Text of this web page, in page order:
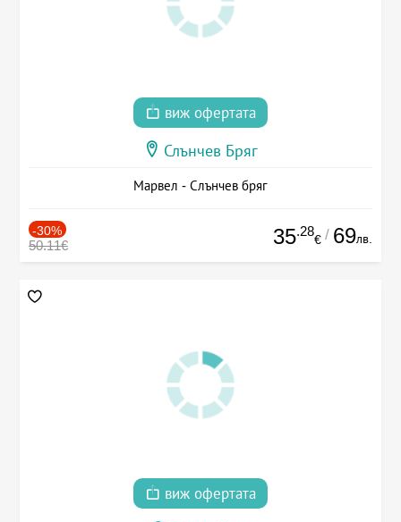
виж офертата
Слънчев Бряг
Марвел - Слънчев бряг
-30%
50.11€ 35.28
€ / 69лв.
виж офертата